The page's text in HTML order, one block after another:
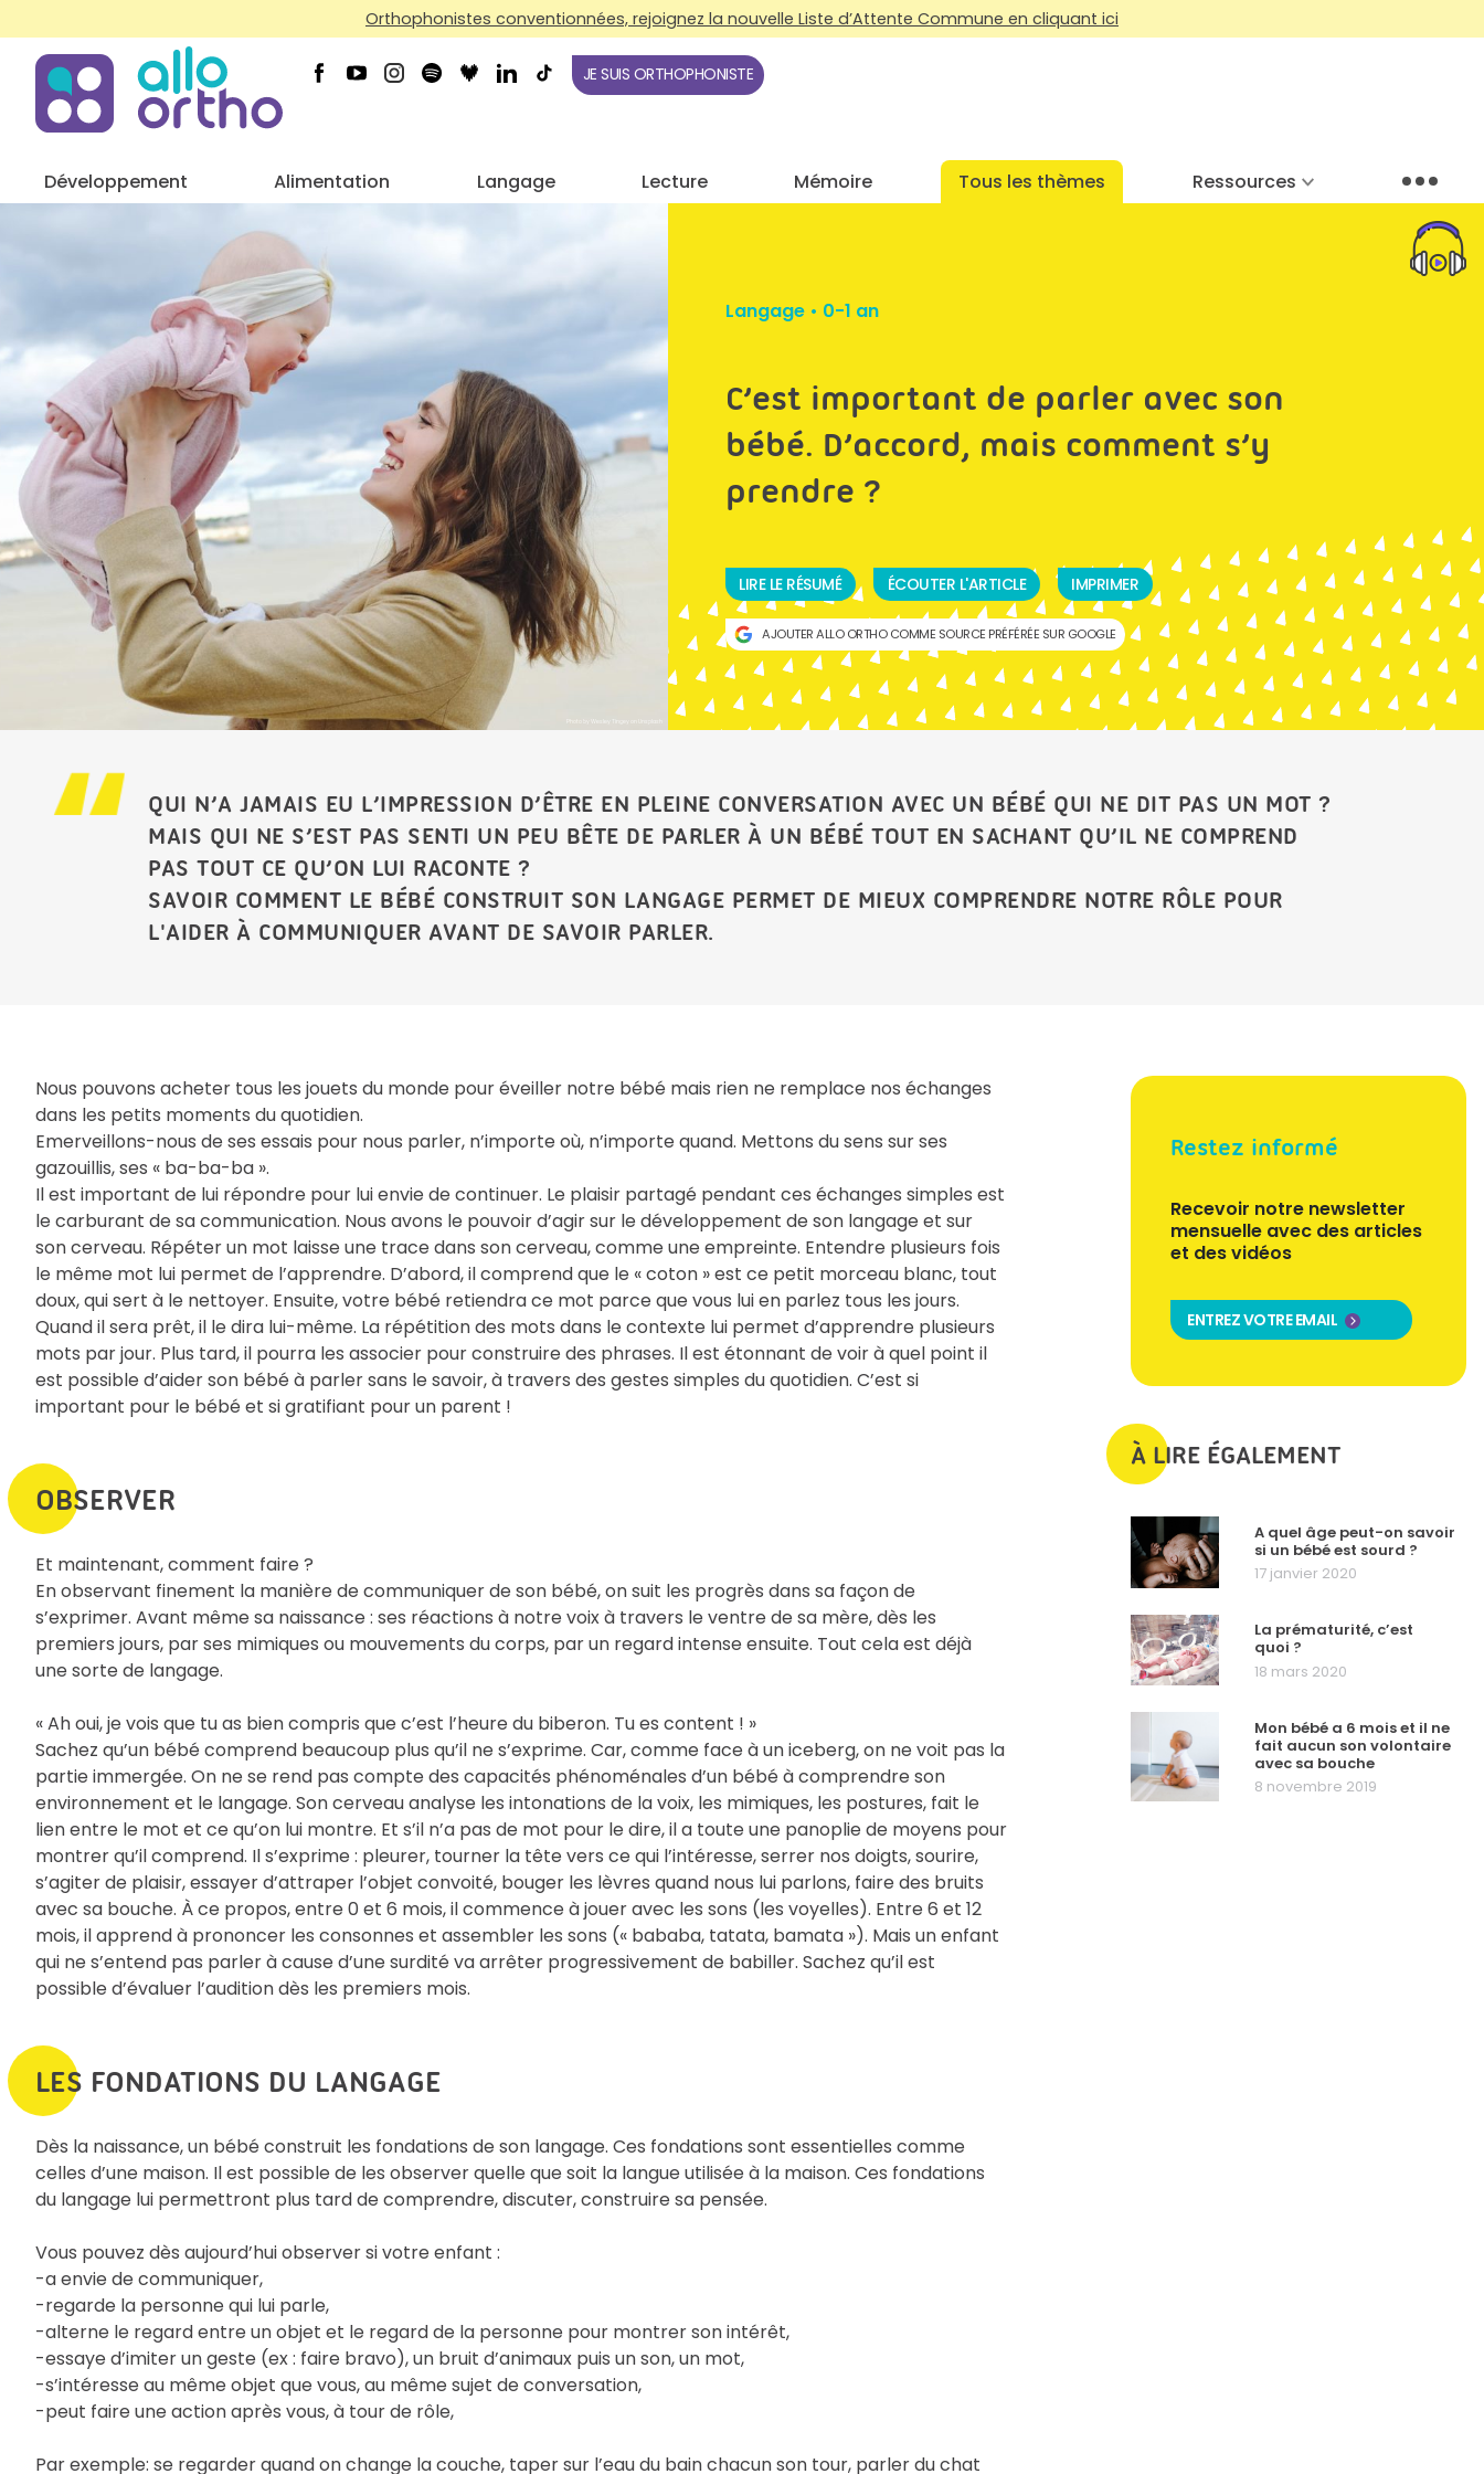
Orthophonistes conventionnées, rejoignez la nouvelle Liste d’Attente Commune en cliquant ici
JE SUIS ORTHOPHONISTE
Développement Alimentation Langage Lecture Mémoire Tous les thèmes Ressources Menu
Photo by Wesley Tingey on Unsplash
Langage• 0-1 an
C’est important de parler avec son
bébé. D’accord, mais comment s’y
prendre ?
LIRE LE RÉSUMÉ ÉCOUTER L'ARTICLE IMPRIMER
AJOUTER ALLO ORTHO COMME SOURCE PRÉFÉRÉE SUR GOOGLE
QUI N’A JAMAIS EU L’IMPRESSION D’ÊTRE EN PLEINE CONVERSATION AVEC UN BÉBÉ QUI NE DIT PAS UN MOT ?
MAIS QUI NE S’EST PAS SENTI UN PEU BÊTE DE PARLER À UN BÉBÉ TOUT EN SACHANT QU’IL NE COMPREND
PAS TOUT CE QU’ON LUI RACONTE ?
SAVOIR COMMENT LE BÉBÉ CONSTRUIT SON LANGAGE PERMET DE MIEUX COMPRENDRE NOTRE RÔLE POUR
L'AIDER À COMMUNIQUER AVANT DE SAVOIR PARLER.
Restez informé
Recevoir notre newsletter
mensuelle avec des articles
et des vidéos
ENTREZ VOTRE EMAIL
À LIRE ÉGALEMENT
A quel âge peut-on savoir
si un bébé est sourd ?
17 janvier 2020
La prématurité, c’est
quoi ?
18 mars 2020
Mon bébé a 6 mois et il ne
fait aucun son volontaire
avec sa bouche
8 novembre 2019
Nous pouvons acheter tous les jouets du monde pour éveiller notre bébé mais rien ne remplace nos échanges
dans les petits moments du quotidien.
Emerveillons-nous de ses essais pour nous parler, n’importe où, n’importe quand. Mettons du sens sur ses
gazouillis, ses « ba-ba-ba ».
Il est important de lui répondre pour lui envie de continuer. Le plaisir partagé pendant ces échanges simples est
le carburant de sa communication. Nous avons le pouvoir d’agir sur le développement de son langage et sur
son cerveau. Répéter un mot laisse une trace dans son cerveau, comme une empreinte. Entendre plusieurs fois
le même mot lui permet de l’apprendre. D’abord, il comprend que le « coton » est ce petit morceau blanc, tout
doux, qui sert à le nettoyer. Ensuite, votre bébé retiendra ce mot parce que vous lui en parlez tous les jours.
Quand il sera prêt, il le dira lui-même. La répétition des mots dans le contexte lui permet d’apprendre plusieurs
mots par jour. Plus tard, il pourra les associer pour construire des phrases. Il est étonnant de voir à quel point il
est possible d’aider son bébé à parler sans le savoir, à travers des gestes simples du quotidien. C’est si
important pour le bébé et si gratifiant pour un parent !
OBSERVER
Et maintenant, comment faire ?
En observant finement la manière de communiquer de son bébé, on suit les progrès dans sa façon de
s’exprimer. Avant même sa naissance : ses réactions à notre voix à travers le ventre de sa mère, dès les
premiers jours, par ses mimiques ou mouvements du corps, par un regard intense ensuite. Tout cela est déjà
une sorte de langage.
« Ah oui, je vois que tu as bien compris que c’est l’heure du biberon. Tu es content ! »
Sachez qu’un bébé comprend beaucoup plus qu’il ne s’exprime. Car, comme face à un iceberg, on ne voit pas la
partie immergée. On ne se rend pas compte des capacités phénoménales d’un bébé à comprendre son
environnement et le langage. Son cerveau analyse les intonations de la voix, les mimiques, les postures, fait le
lien entre le mot et ce qu’on lui montre. Et s’il n’a pas de mot pour le dire, il a toute une panoplie de moyens pour
montrer qu’il comprend. Il s’exprime : pleurer, tourner la tête vers ce qui l’intéresse, serrer nos doigts, sourire,
s’agiter de plaisir, essayer d’attraper l’objet convoité, bouger les lèvres quand nous lui parlons, faire des bruits
avec sa bouche. À ce propos, entre 0 et 6 mois, il commence à jouer avec les sons (les voyelles). Entre 6 et 12
mois, il apprend à prononcer les consonnes et assembler les sons (« bababa, tatata, bamata »). Mais un enfant
qui ne s’entend pas parler à cause d’une surdité va arrêter progressivement de babiller. Sachez qu’il est
possible d’évaluer l’audition dès les premiers mois.
LES FONDATIONS DU LANGAGE
Dès la naissance, un bébé construit les fondations de son langage. Ces fondations sont essentielles comme
celles d’une maison. Il est possible de les observer quelle que soit la langue utilisée à la maison. Ces fondations
du langage lui permettront plus tard de comprendre, discuter, construire sa pensée.
Vous pouvez dès aujourd’hui observer si votre enfant :
-a envie de communiquer,
-regarde la personne qui lui parle,
-alterne le regard entre un objet et le regard de la personne pour montrer son intérêt,
-essaye d’imiter un geste (ex : faire bravo), un bruit d’animaux puis un son, un mot,
-s’intéresse au même objet que vous, au même sujet de conversation,
-peut faire une action après vous, à tour de rôle,
Par exemple: se regarder quand on change la couche, taper sur l’eau du bain chacun son tour, parler du chat